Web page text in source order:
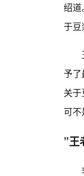
绍
于
予
关
可
”王